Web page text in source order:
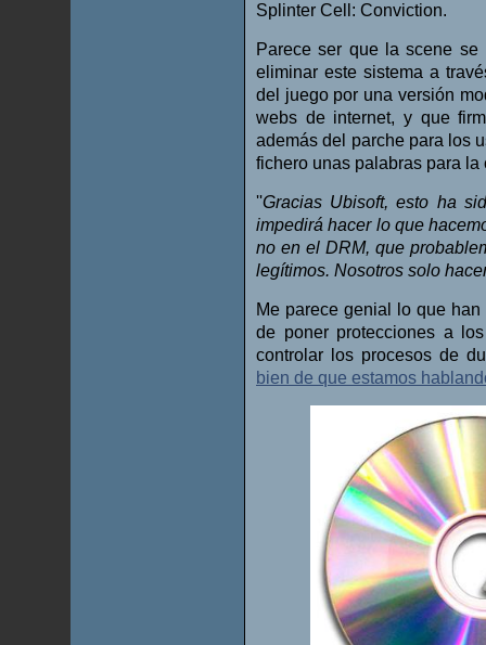
Splinter Cell: Conviction.
Parece ser que la scene
eliminar este sistema a
del juego por una versión
webs de internet, y que
además del parche para los
fichero unas palabras para
''Gracias Ubisoft, esto ha
impedirá hacer lo que
no en el DRM, que
legítimos. Nosotros solo
Me parece genial lo que
de poner protecciones a
controlar los procesos de
bien de que estamos